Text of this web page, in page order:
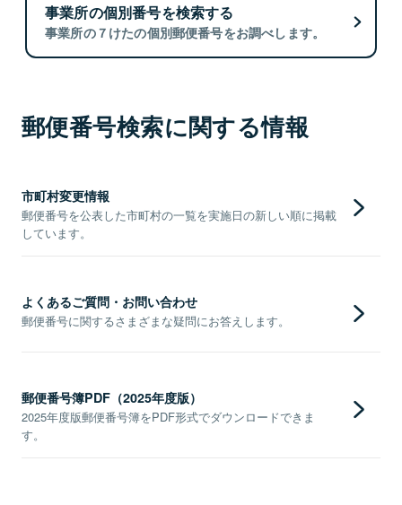
事業所の個別番号を検索する
事業所の７けたの個別郵便番号をお調べします。
郵便番号検索に関する情報
市町村変更情報
郵便番号を公表した市町村の一覧を実施日の新しい順に掲載
しています。
よくあるご質問・お問い合わせ
郵便番号に関するさまざまな疑問にお答えします。
郵便番号簿PDF（2025年度版）
2025年度版郵便番号簿をPDF形式でダウンロードできま
す。